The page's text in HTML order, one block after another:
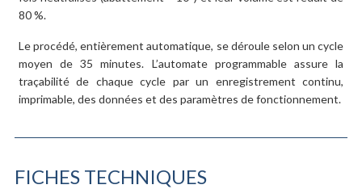
80 %.
Le procédé, entièrement automatique, se déroule selon un cycle
moyen de 35 minutes. L’automate programmable assure la
traçabilité de chaque cycle par un enregistrement continu,
imprimable, des données et des paramètres de fonctionnement.
FICHES TECHNIQUES